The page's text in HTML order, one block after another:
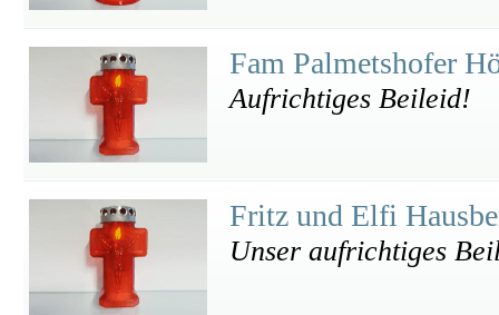
Fam Palmetshofer
Aufrichtiges Beileid!
Fritz und Elfi
Unser aufrichtiges